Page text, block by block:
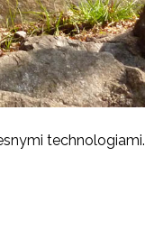
technologiami.